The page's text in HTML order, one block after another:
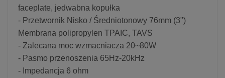
faceplate, jedwabna kopułka
- Przetwornik Nisko / Średniotonowy 76mm (3")
Membrana polipropylen TPAIC, TAVS
- Zalecana moc wzmacniacza 20~80W
- Pasmo przenoszenia 65Hz-20kHz
- Impedancja 6 ohm